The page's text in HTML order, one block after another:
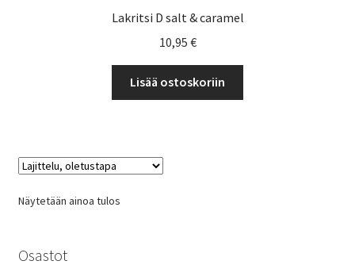
Lakritsi D salt & caramel
10,95 €
Lisää ostoskoriin
Näytetään ainoa tulos
Osastot